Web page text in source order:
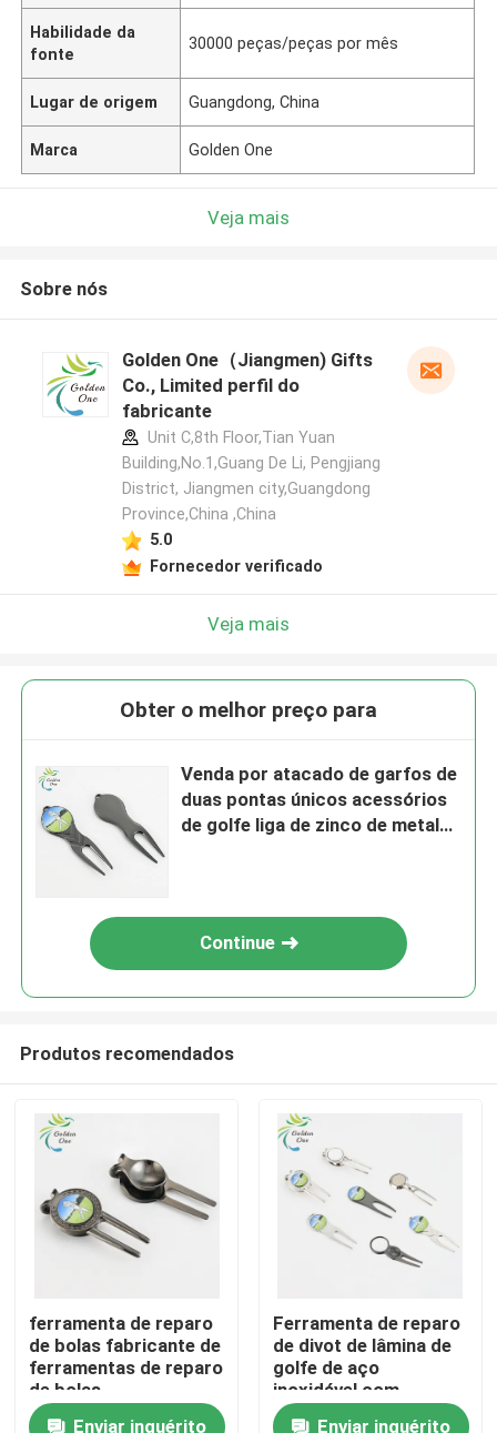
Produtos
Vídeos
Habilidade da
fonte
30000 peças/peças por mês
Lugar de origem Guangdong, China
Marca Golden One
Veja mais
Sobre nós
Golden One（Jiangmen) Gifts
Co., Limited perfil do
fabricante
Unit C,8th Floor,Tian Yuan
Building,No.1,Guang De Li, Pengjiang
District, Jiangmen city,Guangdong
Province,China ,China
5.0
Fornecedor verificado
Veja mais
Obter o melhor preço para
Venda por atacado de garfos de
duas pontas únicos acessórios
de golfe liga de zinco de metal
Continue
Produtos recomendados
ferramenta de reparo
de bolas fabricante de
ferramentas de reparo
de bolas
Enviar inquérito
Ferramenta de reparo
de divot de lâmina de
golfe de aço
inoxidável com
marcadores de bola
Enviar inquérito